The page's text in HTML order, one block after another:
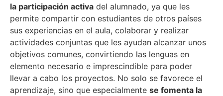
la participación activa del alumnado, ya que les
permite compartir con estudiantes de otros países
sus experiencias en el aula, colaborar y realizar
actividades conjuntas que les ayudan alcanzar unos
objetivos comunes, convirtiendo las lenguas en
elemento necesario e imprescindible para poder
llevar a cabo los proyectos. No solo se favorece el
aprendizaje, sino que especialmente se fomenta la